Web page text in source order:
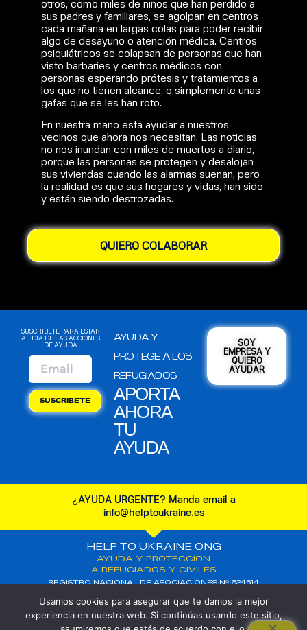
sus padres y familiares, se agolpan en centros
cada mañana en largas colas para poder recibir
algo de desayuno o atención médica. Centros
psiquiátricos se colapsan de personas que han
visto barbaries y centros médicos con
personas esperando prótesis y tratamientos a
los que no tienen alcance, o simplemente unas
gafas que se les han roto.
En nuestra mano está ayudar a nuestros
vecinos que ahora nos necesitan. Las noticias
no nos inundan con miles de muertos a diario,
porque las personas se protegen y desalojan
sus viviendas cuando las alarmas suenan, pero
la realidad es que sus hogares y vidas, han sido
y están siendo destrozadas.
QUIERO COLABORAR
SUSCRIBETE PARA ESTAR
AL DIA DE LAS ACCIONES
DE AYUDA
SUSCRIBETE
AYUDA Y
PROTEGE A LOS
REFUGIADOS
APORTA
AHORA
TU
AYUDA
SOY
EMPRESA Y
QUIERO
AYUDAR
¿AYUDA URGENTE? Manda email a
info@helptoukraine.es
HELP TO UKRAINE ONG
AYUDA Y PROTECCION
A REFUGIADOS Y CIVILES
REGISTRO NACIONAL DE ASOCIACIONES Nº 624514
COPYRIGHT – HELP TO UKRAINE ONG
Usamos cookies para asegurar que te damos la mejor
experiencia en nuestra web. Si continúas usando este sitio,